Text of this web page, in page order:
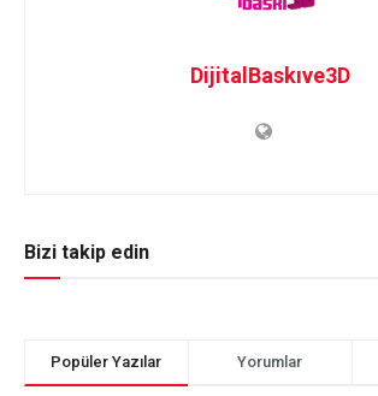
DijitalBaskıve3D
Bizi takip edin
Popüler Yazılar Yorumlar